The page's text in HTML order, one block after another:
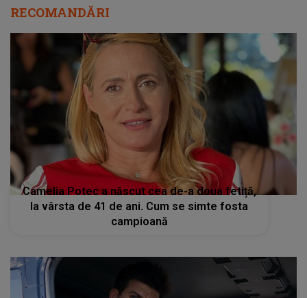
RECOMANDĂRI
Camelia Potec a născut cea de-a doua fetiță,
la vârsta de 41 de ani. Cum se simte fosta
campioană